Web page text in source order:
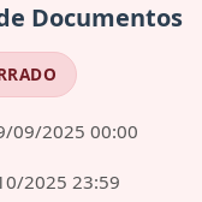
Documentos
09/2025 00:00
2025 23:59